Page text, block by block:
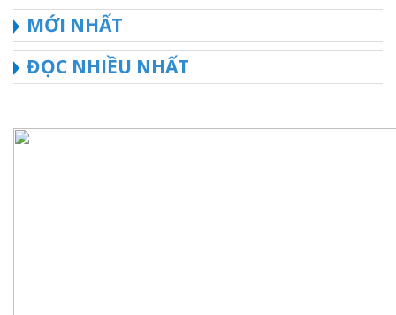
MỚI NHẤT
ĐỌC NHIỀU NHẤT